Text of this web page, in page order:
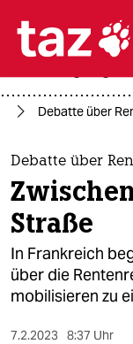

themen
politik
öko
gesellschaft
Debatte über
Debatte über
Straße
In Frankreich
über die
mobilisieren zu
7.2.2023 8:37 Uhr